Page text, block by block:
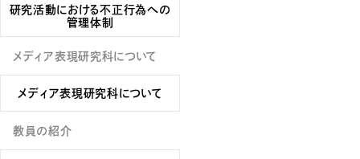
研究活動における不正行為への
管理体制
メディア表現研究科について
メディア表現研究科について
教員の紹介